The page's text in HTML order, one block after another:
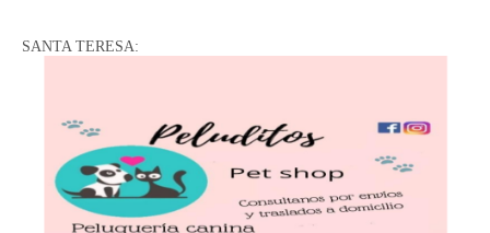
SANTA TERESA: